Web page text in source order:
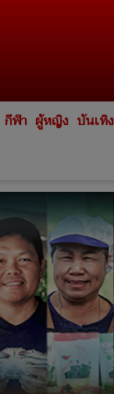
กีฬา ผู้หญิง บันเทิง